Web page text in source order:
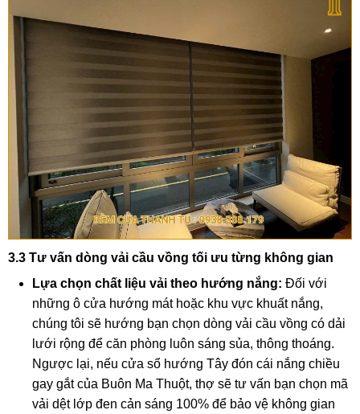
3.3 Tư vấn dòng vải cầu vồng tối ưu từng không gian
Lựa chọn chất liệu vải theo hướng nắng: Đối với
những ô cửa hướng mát hoặc khu vực khuất nắng,
chúng tôi sẽ hướng bạn chọn dòng vải cầu vồng có dải
lưới rộng để căn phòng luôn sáng sủa, thông thoáng.
Ngược lại, nếu cửa sổ hướng Tây đón cái nắng chiều
gay gắt của Buôn Ma Thuột, thợ sẽ tư vấn bạn chọn mã
vải dệt lớp đen cản sáng 100% để bảo vệ không gian